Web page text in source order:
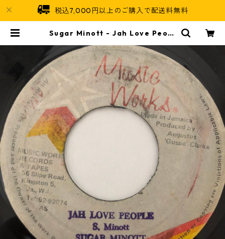
税込7,000円以上のご購入で配送料無料
Sugar Minott ‎- Jah Love Peopl